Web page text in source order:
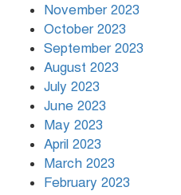
November 2023
October 2023
September 2023
August 2023
July 2023
June 2023
May 2023
April 2023
March 2023
February 2023